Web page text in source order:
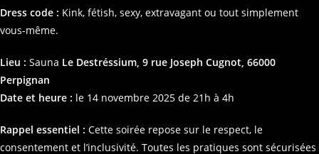
Dress code : Kink, fétish, sexy, extravagant ou tout simplement
vous-même.
Lieu : Sauna Le Destréssium, 9 rue Joseph Cugnot, 66000
Perpignan
Date et heure : le 14 novembre 2025 de 21h à 4h
Rappel essentiel : Cette soirée repose sur le respect, le
consentement et l’inclusivité. Toutes les pratiques sont sécurisées